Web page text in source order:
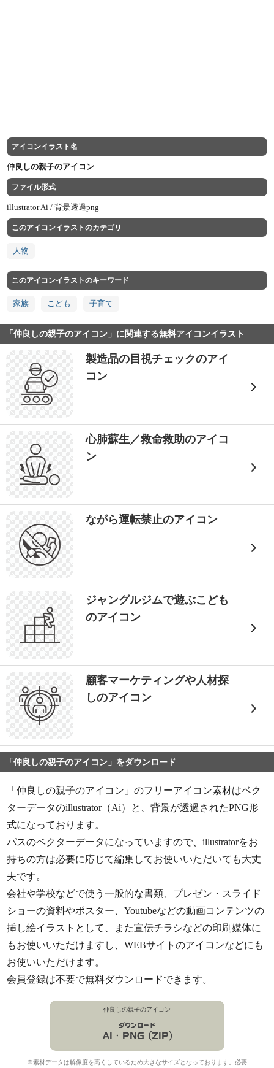
アイコンイラスト名
仲良しの親子のアイコン
ファイル形式
illustrator Ai /背景透過png
このアイコンイラストのカテゴリ
人物
このアイコンイラストのキーワード
家族 こども 子育て
「仲良しの親子のアイコン」に関連する無料アイコンイラスト
製造品の目視チェックのアイ
コン
心肺蘇生／救命救助のアイコ
ン
ながら運転禁止のアイコン
ジャングルジムで遊ぶこども
のアイコン
顧客マーケティングや人材探
しのアイコン
「仲良しの親子のアイコン」をダウンロード
「仲良しの親子のアイコン」のフリーアイコン素材はベク
ターデータのillustrator（Ai）と、背景が透過されたPNG形
式になっております。
パスのベクターデータになっていますので、illustratorをお
持ちの方は必要に応じて編集してお使いいただいても大丈
夫です。
会社や学校などで使う一般的な書類、プレゼン・スライド
ショーの資料やポスター、Youtubeなどの動画コンテンツの
挿し絵イラストとして、また宣伝チラシなどの印刷媒体に
もお使いいただけますし、WEBサイトのアイコンなどにも
お使いいただけます。
会員登録は不要で無料ダウンロードできます。
仲良しの親子のアイコン
※素材データは解像度を高くしているため大きなサイズとなっております。必要